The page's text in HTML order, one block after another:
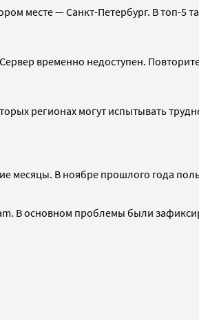
месте — Санкт-Петербург. В топ-5
временно недоступен.
регионах могут испытывать
месяцы. В ноябре прошлого года
В основном проблемы были